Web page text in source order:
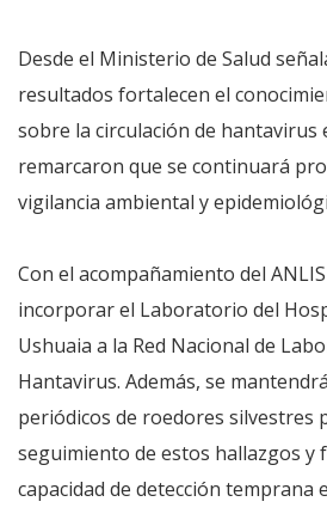
Desde el Ministerio de Salud
resultados fortalecen el
sobre la circulación de hantavirus
remarcaron que se continuará
vigilancia ambiental y
Con el acompañamiento del
incorporar el Laboratorio del
Ushuaia a la Red Nacional de
Hantavirus. Además, se
periódicos de roedores silvestres
seguimiento de estos hallazgos y
capacidad de detección temprana